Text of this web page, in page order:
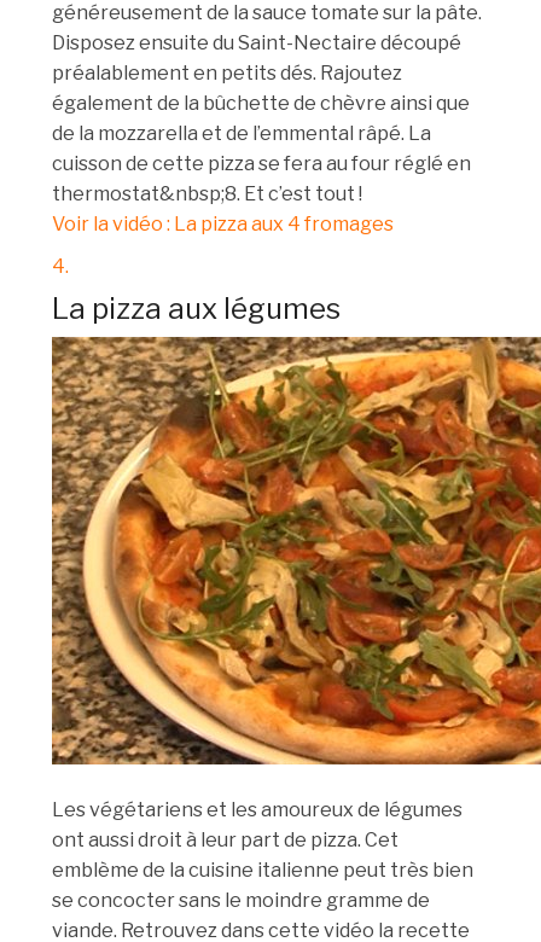
généreusement de la sauce tomate sur la pâte.
Disposez ensuite du Saint-Nectaire découpé
préalablement en petits dés. Rajoutez
également de la bûchette de chèvre ainsi que
de la mozzarella et de l’emmental râpé. La
cuisson de cette pizza se fera au four réglé en
thermostat&nbsp;8. Et c’est tout !
Voir la vidéo : La pizza aux 4 fromages
4.
La pizza aux légumes
Les végétariens et les amoureux de légumes
ont aussi droit à leur part de pizza. Cet
emblème de la cuisine italienne peut très bien
se concocter sans le moindre gramme de
viande. Retrouvez dans cette vidéo la recette